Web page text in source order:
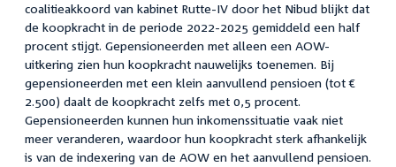
coalitieakkoord van kabinet Rutte-IV door het Nibud blijkt dat
de koopkracht in de periode 2022-2025 gemiddeld een half
procent stijgt. Gepensioneerden met alleen een AOW-
uitkering zien hun koopkracht nauwelijks toenemen. Bij
gepensioneerden met een klein aanvullend pensioen (tot €
2.500) daalt de koopkracht zelfs met 0,5 procent.
Gepensioneerden kunnen hun inkomenssituatie vaak niet
meer veranderen, waardoor hun koopkracht sterk afhankelijk
is van de indexering van de AOW en het aanvullend pensioen.